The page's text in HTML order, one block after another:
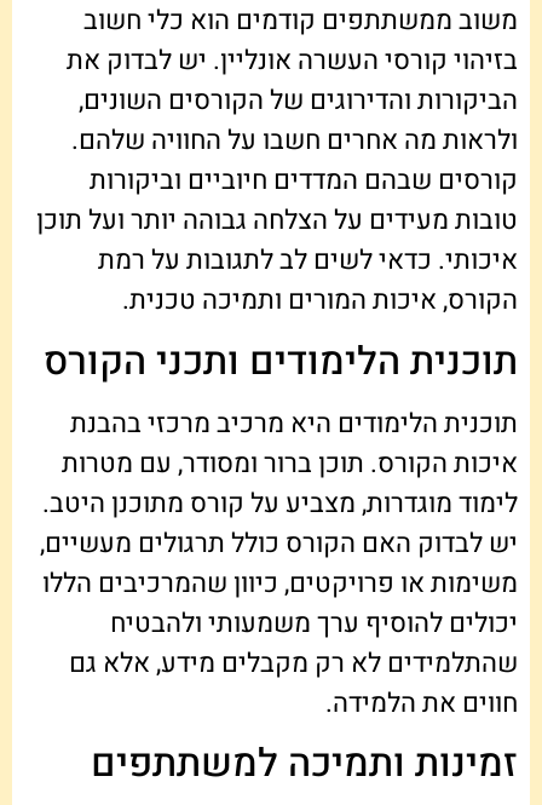
משוב ממשתתפים קודמים הוא כלי חשוב
בזיהוי קורסי העשרה אונליין. יש לבדוק את
הביקורות והדירוגים של הקורסים השונים,
ולראות מה אחרים חשבו על החוויה שלהם.
קורסים שבהם המדדים חיוביים וביקורות
טובות מעידים על הצלחה גבוהה יותר ועל תוכן
איכותי. כדאי לשים לב לתגובות על רמת
הקורס, איכות המורים ותמיכה טכנית.
תוכנית הלימודים ותכני הקורס
תוכנית הלימודים היא מרכיב מרכזי בהבנת
איכות הקורס. תוכן ברור ומסודר, עם מטרות
לימוד מוגדרות, מצביע על קורס מתוכנן היטב.
יש לבדוק האם הקורס כולל תרגולים מעשיים,
משימות או פרויקטים, כיוון שהמרכיבים הללו
יכולים להוסיף ערך משמעותי ולהבטיח
שהתלמידים לא רק מקבלים מידע, אלא גם
חווים את הלמידה.
זמינות ותמיכה למשתתפים